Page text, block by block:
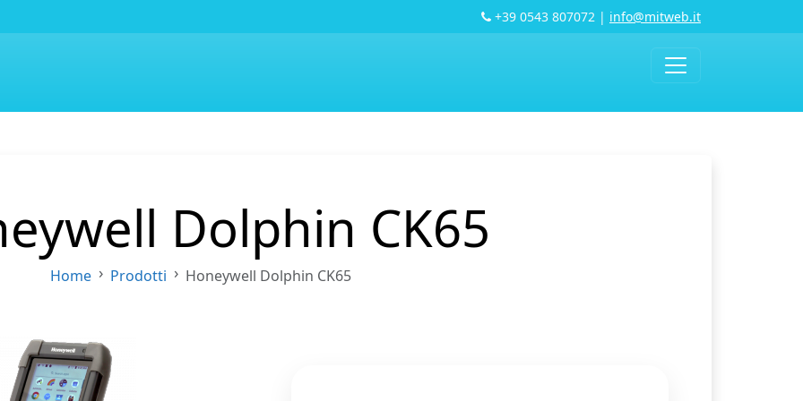
+39 0543 807072 | info@mitweb.it
Dolphin CK65
Home Prodotti Honeywell Dolphin CK65